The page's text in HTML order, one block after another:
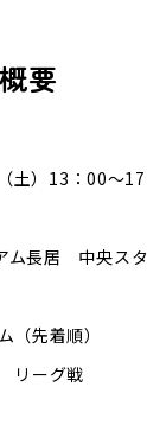
要
土）13：00～
ム長居 中央ス
（先着順）
リーグ戦